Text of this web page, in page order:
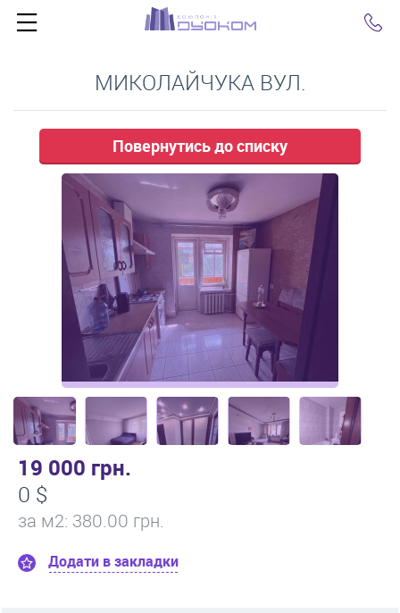
МИКОЛАЙЧУКА ВУЛ.
Повернутись до списку
19 000 грн.
0 $
за м2: 380.00 грн.
Додати в закладки